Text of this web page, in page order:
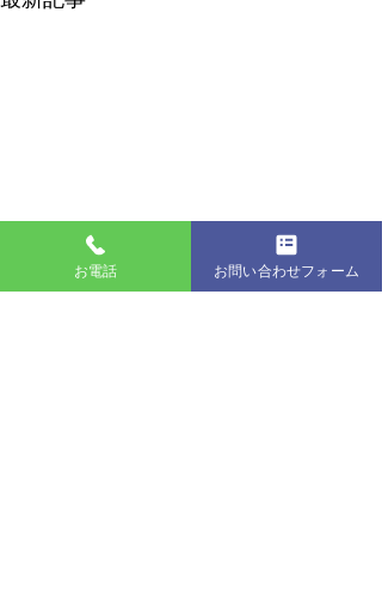
お電話 お問い合わせフォーム